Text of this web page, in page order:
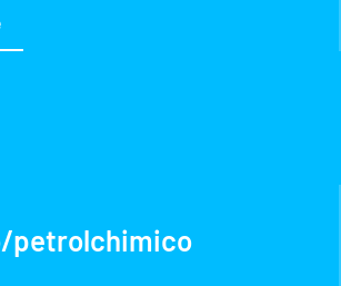
petrolchimico